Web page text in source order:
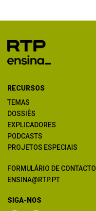
RECURSOS
TEMAS
DOSSIÊS
EXPLICADORES
PODCASTS
PROJETOS ESPECIAIS
FORMULÁRIO DE CONTACTO
ENSINA@RTP.PT
SIGA-NOS